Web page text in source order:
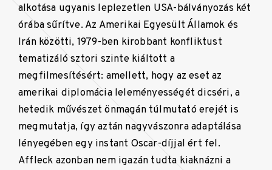
alkotása ugyanis leplezetlen USA-bálványozás két
órába sűrítve. Az Amerikai Egyesült Államok és
Irán közötti, 1979-ben kirobbant konfliktust
tematizáló sztori szinte kiáltott a
megfilmesítésért: amellett, hogy az eset az
amerikai diplomácia leleményességét dicséri, a
hetedik művészet önmagán túlmutató erejét is
megmutatja, így aztán nagyvászonra adaptálása
lényegében egy instant Oscar-díjjal ért fel.
Affleck azonban nem igazán tudta kiaknázni a